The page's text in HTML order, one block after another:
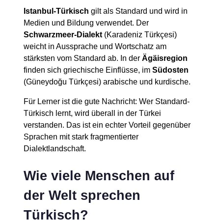
Istanbul-Türkisch gilt als Standard und wird in
Medien und Bildung verwendet. Der
Schwarzmeer-Dialekt (Karadeniz Türkçesi)
weicht in Aussprache und Wortschatz am
stärksten vom Standard ab. In der Ägäisregion
finden sich griechische Einflüsse, im Südosten
(Güneydoğu Türkçesi) arabische und kurdische.
Für Lerner ist die gute Nachricht: Wer Standard-
Türkisch lernt, wird überall in der Türkei
verstanden. Das ist ein echter Vorteil gegenüber
Sprachen mit stark fragmentierter
Dialektlandschaft.
Wie viele Menschen auf
der Welt sprechen
Türkisch?